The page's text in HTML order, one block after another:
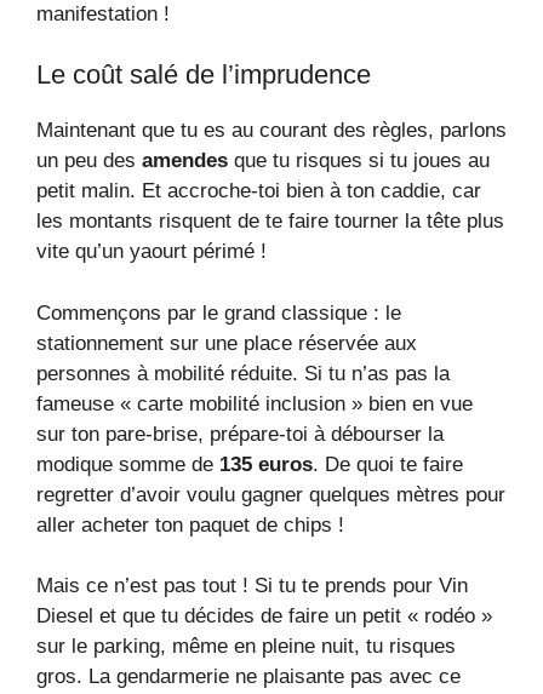
manifestation !
Le coût salé de l’imprudence
Maintenant que tu es au courant des règles, parlons
un peu des amendes que tu risques si tu joues au
petit malin. Et accroche-toi bien à ton caddie, car
les montants risquent de te faire tourner la tête plus
vite qu’un yaourt périmé !
Commençons par le grand classique : le
stationnement sur une place réservée aux
personnes à mobilité réduite. Si tu n’as pas la
fameuse « carte mobilité inclusion » bien en vue
sur ton pare-brise, prépare-toi à débourser la
modique somme de 135 euros. De quoi te faire
regretter d’avoir voulu gagner quelques mètres pour
aller acheter ton paquet de chips !
Mais ce n’est pas tout ! Si tu te prends pour Vin
Diesel et que tu décides de faire un petit « rodéo »
sur le parking, même en pleine nuit, tu risques
gros. La gendarmerie ne plaisante pas avec ce